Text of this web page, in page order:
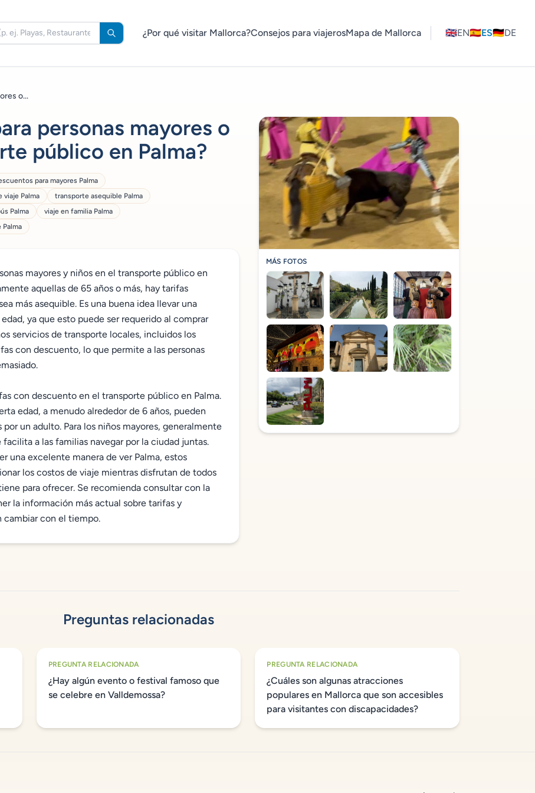
¿Por qué visitar Mallorca?Consejos para viajerosMapa de Mallorca 🇬🇧EN🇪🇸ES🇩🇪DE
o...
personas mayores o
público en Palma?
para mayores Palma
viaje Palma
transporte asequible Palma
Palma
viaje en familia Palma
mayores y niños en el transporte público en
aquellas de 65 años o más, hay tarifas
más asequible. Es una buena idea llevar una
ya que esto puede ser requerido al comprar
servicios de transporte locales, incluidos los
con descuento, lo que permite a las personas
con descuento en el transporte público en Palma.
edad, a menudo alrededor de 6 años, pueden
un adulto. Para los niños mayores, generalmente
a las familias navegar por la ciudad juntas.
una excelente manera de ver Palma, estos
los costos de viaje mientras disfrutan de todos
para ofrecer. Se recomienda consultar con la
la información más actual sobre tarifas y
cambiar con el tiempo.
MÁS FOTOS
Preguntas relacionadas
PREGUNTA RELACIONADA
¿Hay algún evento o festival famoso que
se celebre en Valldemossa?
PREGUNTA RELACIONADA
¿Cuáles son algunas atracciones
populares en Mallorca que son accesibles
para visitantes con discapacidades?